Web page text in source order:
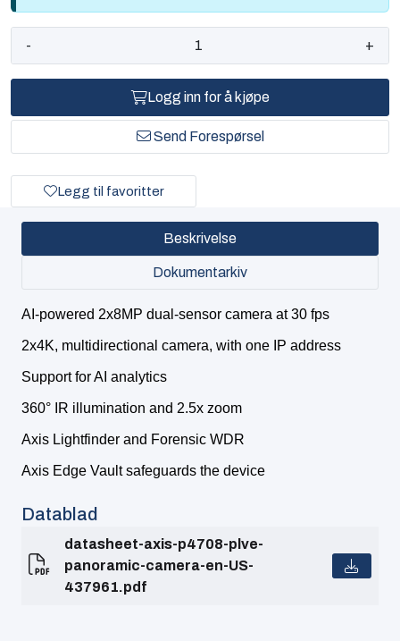
- +
Logg inn for å kjøpe
Send Forespørsel
Legg til favoritter
Beskrivelse
Dokumentarkiv
AI-powered 2x8MP dual-sensor camera at 30 fps
2x4K, multidirectional camera, with one IP address
Support for AI analytics
360° IR illumination and 2.5x zoom
Axis Lightfinder and Forensic WDR
Axis Edge Vault safeguards the device
Datablad
datasheet-axis-p4708-plve-
panoramic-camera-en-US-
437961.pdf